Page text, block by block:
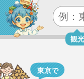
観
東京で